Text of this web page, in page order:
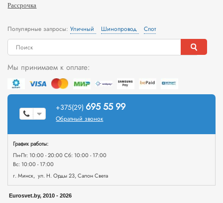
Рассрочка
Популярные запросы:Уличный Шинопровод Спот
Мы принимаем к оплате:
+375(29) 695 55 99
Обратный звонок
График работы:
Пн-Пт: 10:00 - 20:00 Сб: 10:00 - 17:00
Вс: 10:00 - 17:00
г. Минск, ул. Н. Орды 23, Салон Света
Eurosvet.by, 2010 - 2026